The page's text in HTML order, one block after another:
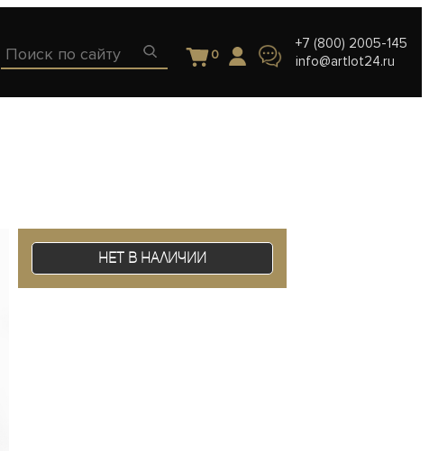
0
+7 (800) 2005-145
info@artlot24.ru
Нет в наличии